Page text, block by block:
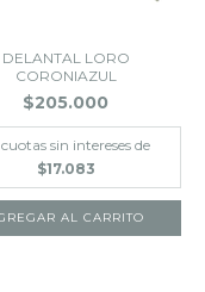
DELANTAL LORO
CORONIAZUL
$205.000
cuotas sin intereses de
$17.083